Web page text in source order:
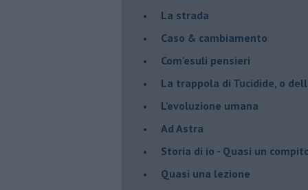
La strada
Caso & cambiamento
Com'esuli pensieri
La trappola di Tucidide, o
L'evoluzione umana
Ad Astra
Storia di io - Quasi un
Quasi una lezione